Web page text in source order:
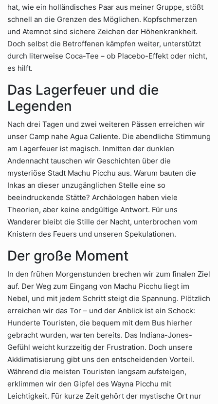
hat, wie ein holländisches Paar aus meiner Gruppe, stößt
schnell an die Grenzen des Möglichen. Kopfschmerzen
und Atemnot sind sichere Zeichen der Höhenkrankheit.
Doch selbst die Betroffenen kämpfen weiter, unterstützt
durch literweise Coca-Tee – ob Placebo-Effekt oder nicht,
es hilft.
Das Lagerfeuer und die
Legenden
Nach drei Tagen und zwei weiteren Pässen erreichen wir
unser Camp nahe Agua Caliente. Die abendliche Stimmung
am Lagerfeuer ist magisch. Inmitten der dunklen
Andennacht tauschen wir Geschichten über die
mysteriöse Stadt Machu Picchu aus. Warum bauten die
Inkas an dieser unzugänglichen Stelle eine so
beeindruckende Stätte? Archäologen haben viele
Theorien, aber keine endgültige Antwort. Für uns
Wanderer bleibt die Stille der Nacht, unterbrochen vom
Knistern des Feuers und unseren Spekulationen.
Der große Moment
In den frühen Morgenstunden brechen wir zum finalen Ziel
auf. Der Weg zum Eingang von Machu Picchu liegt im
Nebel, und mit jedem Schritt steigt die Spannung. Plötzlich
erreichen wir das Tor – und der Anblick ist ein Schock:
Hunderte Touristen, die bequem mit dem Bus hierher
gebracht wurden, warten bereits. Das Indiana-Jones-
Gefühl weicht kurzzeitig der Frustration. Doch unsere
Akklimatisierung gibt uns den entscheidenden Vorteil.
Während die meisten Touristen langsam aufsteigen,
erklimmen wir den Gipfel des Wayna Picchu mit
Leichtigkeit. Für kurze Zeit gehört der mystische Ort nur